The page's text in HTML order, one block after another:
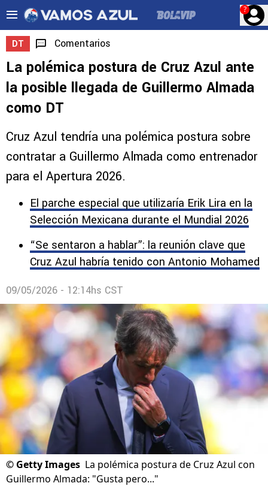
?
DT Comentarios
La polémica postura de Cruz Azul ante
la posible llegada de Guillermo Almada
como DT
Cruz Azul tendría una polémica postura sobre
contratar a Guillermo Almada como entrenador
para el Apertura 2026.
El parche especial que utilizaría Erik Lira en la
Selección Mexicana durante el Mundial 2026
“Se sentaron a hablar”: la reunión clave que
Cruz Azul habría tenido con Antonio Mohamed
09/05/2026 - 12:14hs CST
© Getty Images La polémica postura de Cruz Azul con
Guillermo Almada: "Gusta pero..."